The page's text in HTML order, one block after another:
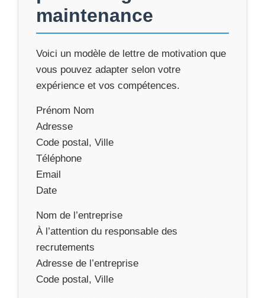
maintenance
Voici un modèle de lettre de motivation que
vous pouvez adapter selon votre
expérience et vos compétences.
Prénom Nom
Adresse
Code postal, Ville
Téléphone
Email
Date
Nom de l’entreprise
À l’attention du responsable des
recrutements
Adresse de l’entreprise
Code postal, Ville